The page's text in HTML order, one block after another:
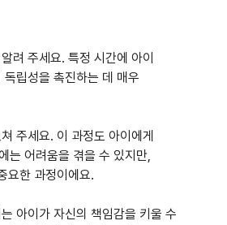
려 주세요. 특정 시간에 아이
립성을 촉진하는 데 매우
주세요. 이 과정도 아이에게
는 어려움을 겪을 수 있지만,
요한 과정이에요.
아이가 자신의 책임감을 키울 수